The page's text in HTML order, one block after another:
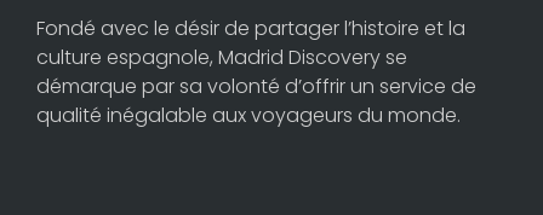
Fondé avec le désir de partager l’histoire et la
culture espagnole, Madrid Discovery se
démarque par sa volonté d’offrir un service de
qualité inégalable aux voyageurs du monde.